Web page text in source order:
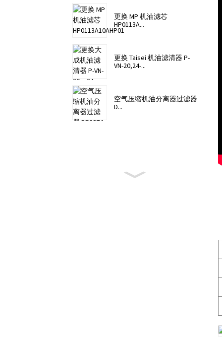
更换 MP 机油滤芯
HP0113A...
更换 Taisei 机油滤清器 P-
VN-20,24-...
空气压缩机油分离器过滤器
D...